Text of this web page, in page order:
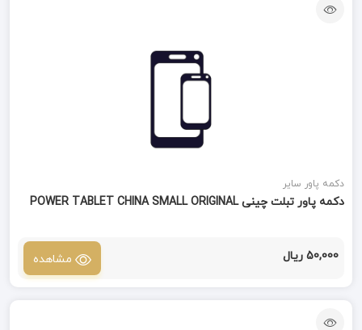
دکمه پاور سایر
دکمه پاور تبلت چینی POWER TABLET CHINA SMALL ORIGINAL
50,000 ریال مشاهده